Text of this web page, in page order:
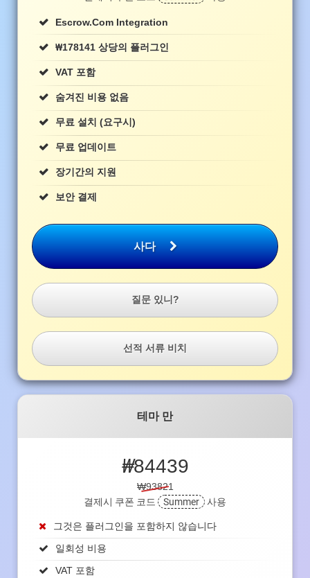
Escrow.com Integration
₩178141 상당의 플러그인
VAT 포함
숨겨진 비용 없음
무료 설치 (요구시)
무료 업데이트
장기간의 지원
보안 결제
사다
질문 있니?
선적 서류 비치
테마 만
₩84439
₩93821
결제시 쿠폰 코드
Summer 사용
그것은 플러그인을 포함하지 않습니다
일회성 비용
VAT 포함